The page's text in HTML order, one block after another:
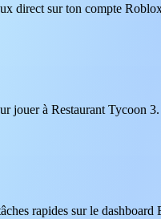
direct sur ton compte
jouer à Restaurant Tycoon
rapides sur le